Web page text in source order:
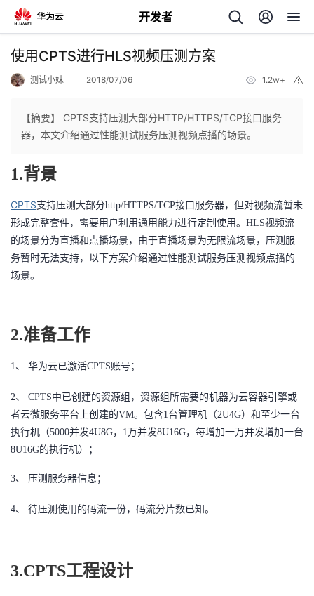
开发者
返
个
人
主
页
我
的
开
者
我
的
博
客
我
的
论
坛
我
的
圈
我
的
播
我
活
的
我
使用CPTS进行HLS视频压测方案
测试小妹 2018/07/06 1.2w+
【摘要】 CPTS支持压测大部分HTTP/HTTPS/TCP接口服务
器，本文介绍通过性能测试服务压测视频点播的场景。
1.背景
CPTS支持压测大部分http/HTTPS/TCP接口服务器，但对视频流暂未
形成完整套件，需要用户利用通用能力进行定制使用。HLS视频流
的场景分为直播和点播场景，由于直播场景为无限流场景，压测服
务暂时无法支持，以下方案介绍通过性能测试服务压测视频点播的
场景。
2.准备工作
1、 华为云已激活CPTS账号；
2、 CPTS中已创建的资源组，资源组所需要的机器为云容器引擎或
者云微服务平台上创建的VM。包含1台管理机（2U4G）和至少一台
执行机（5000并发4U8G，1万并发8U16G，每增加一万并发增加一台
8U16G的执行机）；
3、 压测服务器信息；
4、 待压测使用的码流一份，码流分片数已知。
3.CPTS工程设计